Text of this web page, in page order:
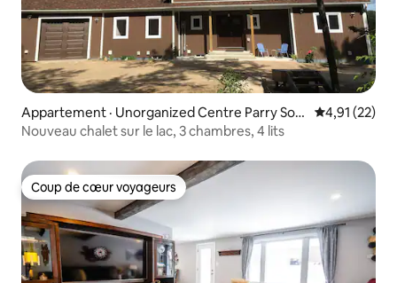
Appartement · Unorganized Centre Parry Sou
nd District
Note
4,91 (22)
Nouveau chalet sur le lac, 3 chambres, 4 lits
Coup de cœur voyageurs
Coup de cœur voyageurs